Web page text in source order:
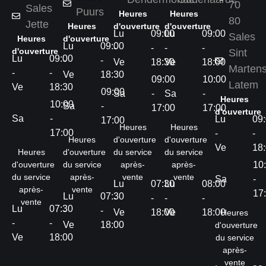
Sales
Jette
Heures
d'ouverture
Lu
-
Ve
09:00
-
18:30
Sa
10:00
-
17:00
Heures
d'ouverture
du service
après-
vente
Lu
-
Ve
07:30
-
18:00
Puurs
Heures
d'ouverture
Lu
-
Ve
09:00
-
18:30
Sa
09:00
-
17:00
Heures
d'ouverture
du service
après-
vente
Lu
-
Ve
07:30
-
18:00
Heures
d'ouverture
Lu
-
Ve
09:00
-
18:30
Sa
09:00
-
17:00
Heures
d'ouverture
du service
après-
vente
Lu
-
Ve
07:30
-
18:00
Heures
d'ouverture
Lu
-
Ve
09:00
-
18:00
Sa
10:00
-
17:00
Heures
d'ouverture
du service
après-
vente
Lu
-
Ve
08:00
-
18:00
70
80
Sales
Sint
Latem
Heures
d'ouverture
Lu
-
Ve
-
Sa
-
Heures
d'ouverture
du service
après-
vente